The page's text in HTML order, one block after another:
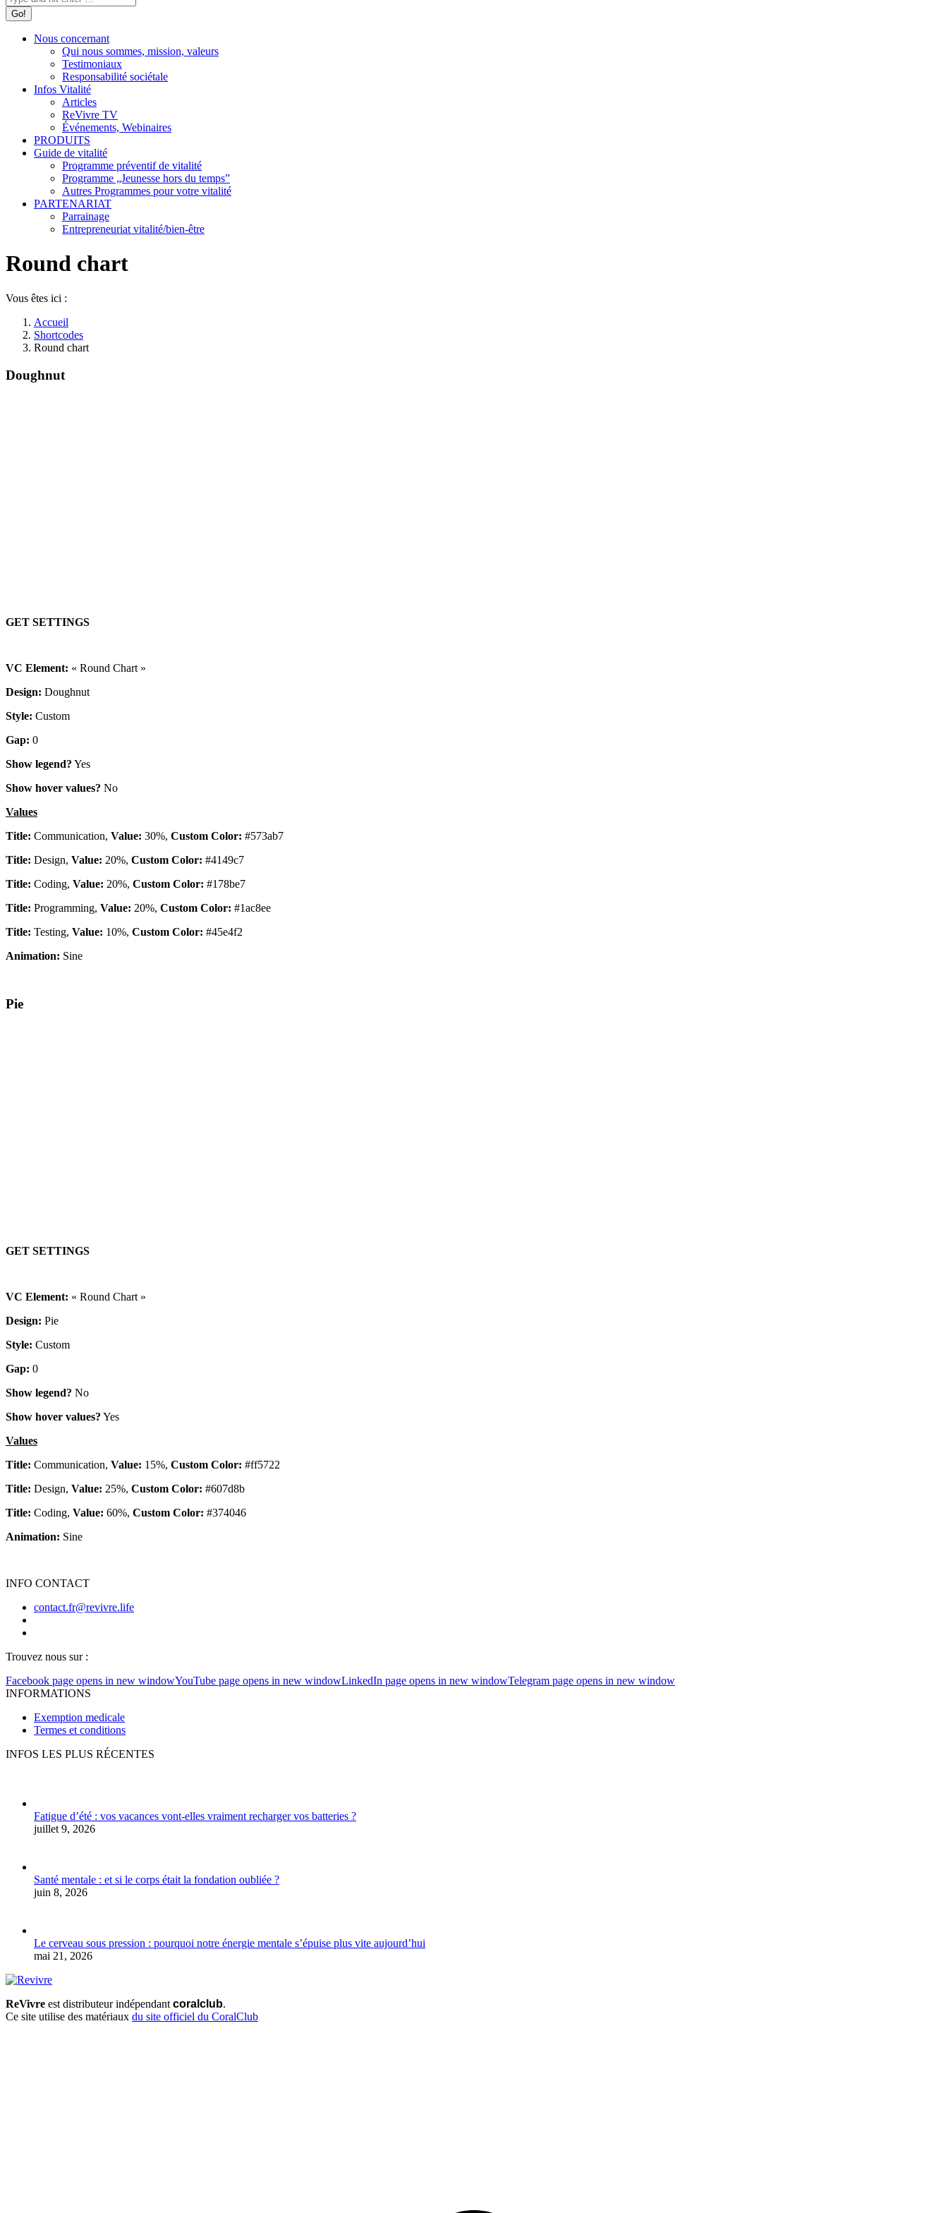
Nous concernant
Qui nous sommes, mission, valeurs
Testimoniaux
Responsabilité sociétale
Infos Vitalité
Articles
ReVivre TV
Événements, Webinaires
PRODUITS
Guide de vitalité
Programme préventif de vitalité
Programme „Jeunesse hors du temps”
Autres Programmes pour votre vitalité
PARTENARIAT
Parrainage
Entrepreneuriat vitalité/bien-être
Round chart
Vous êtes ici :
Accueil
Shortcodes
Round chart
Doughnut
GET SETTINGS
VC Element: « Round Chart »
Design: Doughnut
Style: Custom
Gap: 0
Show legend? Yes
Show hover values? No
Values
Title: Communication, Value: 30%, Custom Color: #573ab7
Title: Design, Value: 20%, Custom Color: #4149c7
Title: Coding, Value: 20%, Custom Color: #178be7
Title: Programming, Value: 20%, Custom Color: #1ac8ee
Title: Testing, Value: 10%, Custom Color: #45e4f2
Animation: Sine
Pie
GET SETTINGS
VC Element: « Round Chart »
Design: Pie
Style: Custom
Gap: 0
Show legend? No
Show hover values? Yes
Values
Title: Communication, Value: 15%, Custom Color: #ff5722
Title: Design, Value: 25%, Custom Color: #607d8b
Title: Coding, Value: 60%, Custom Color: #374046
Animation: Sine
INFO CONTACT
contact.fr@revivre.life
Trouvez nous sur :
Facebook page opens in new windowYouTube page opens in new windowLinkedIn page opens in new windowTelegram page opens in new window
INFORMATIONS
Exemption medicale
Termes et conditions
INFOS LES PLUS RÉCENTES
Fatigue d’été : vos vacances vont-elles vraiment recharger vos batteries ?
juillet 9, 2026
Santé mentale : et si le corps était la fondation oubliée ?
juin 8, 2026
Le cerveau sous pression : pourquoi notre énergie mentale s’épuise plus vite aujourd’hui
mai 21, 2026
ReVivre est distributeur indépendant coralclub.
Ce site utilise des matériaux du site officiel du CoralClub